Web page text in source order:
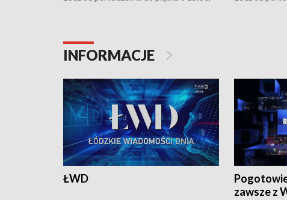
INFORMACJE
ŁWD
zawsze z